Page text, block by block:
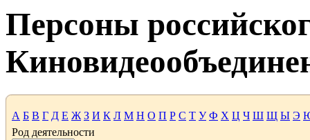
Персоны
А Б В Г Д Е Ж З И К Л М Н О П Р С Т У Ф Х Ц Ч Ш Щ Ы Э
Род деятельности